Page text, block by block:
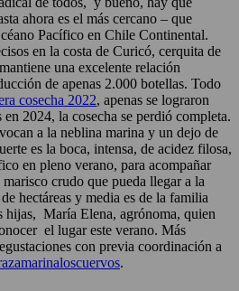
ahora es el más cercano – que
Pacífico en Chile Continental.
en la costa de Curicó, cerquita de
una excelente relación
de apenas 2.000 botellas. Todo
cosecha 2022, apenas se lograron
2024, la cosecha se perdió completa.
a la neblina marina y un dejo de
es la boca, intensa, de acidez filosa,
en pleno verano, para acompañar
crudo que pueda llegar a la
hectáreas y media es de la familia
hijas, María Elena, agrónoma, quien
el lugar este verano. Más
con previa coordinación a
.